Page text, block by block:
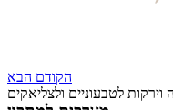
הקודם הבא
לטבעוניים ולצליאקים